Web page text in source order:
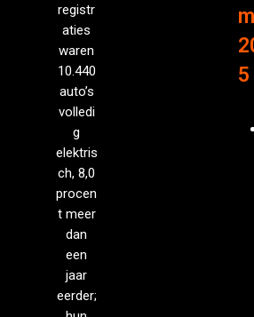
registr
aties
waren
10.440
auto’s
volledi
g
elektris
ch, 8,0
procen
t meer
dan
een
jaar
eerder;
5